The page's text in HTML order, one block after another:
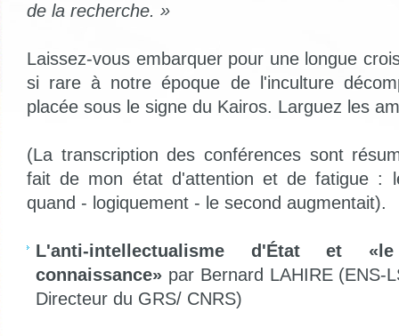
de la recherche. »
Laissez-vous embarquer pour une longue
si rare à notre époque de l'inculture
placée sous le signe du Kairos. Larguez les
(La transcription des conférences sont
fait de mon état d'attention et de fatigue :
quand - logiquement - le second augmentait).
L'anti-intellectualisme d'État et
connaissance» par Bernard LAHIRE (ENS-
Directeur du GRS/ CNRS)